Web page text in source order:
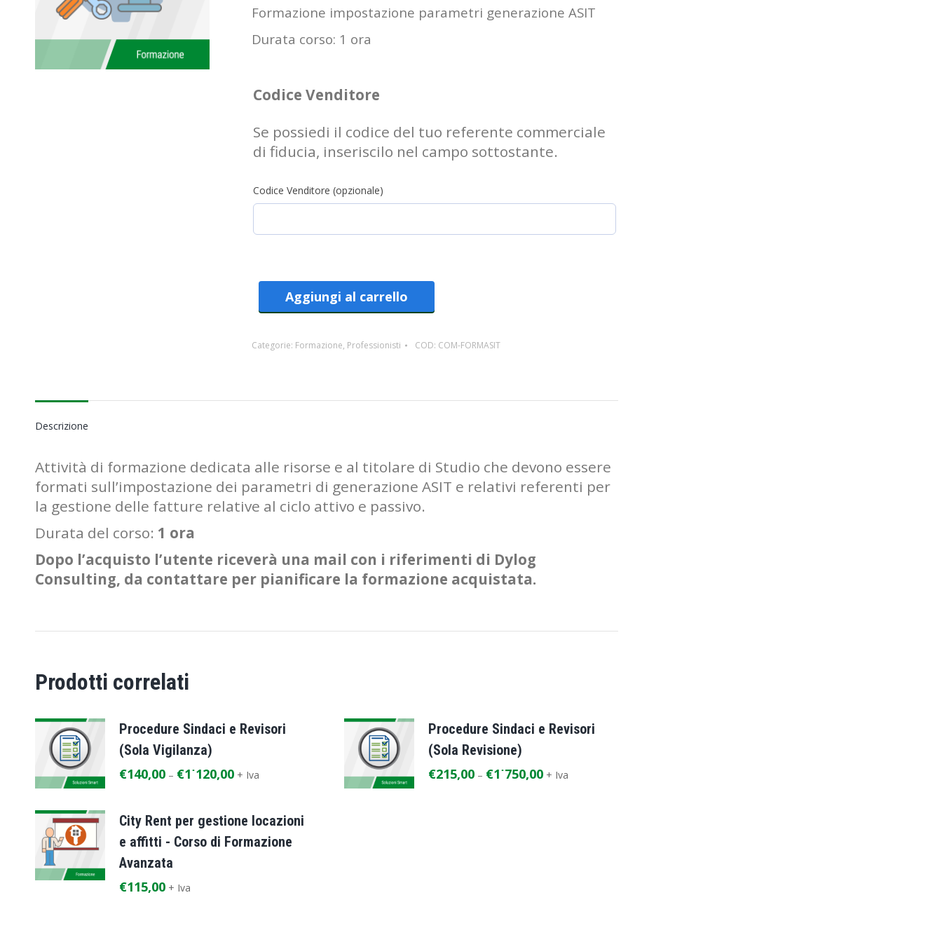
Formazione impostazione parametri generazione ASIT
Durata corso: 1 ora
Codice Venditore
Se possiedi il codice del tuo referente commerciale
di fiducia, inseriscilo nel campo sottostante.
Codice Venditore (opzionale)
Aggiungi al carrello
Categorie: Formazione, Professionisti COD: COM-FORMASIT
Descrizione
Attività di formazione dedicata alle risorse e al titolare di Studio che devono essere
formati sull’impostazione dei parametri di generazione ASIT e relativi referenti per
la gestione delle fatture relative al ciclo attivo e passivo.
Durata del corso: 1 ora
Dopo l’acquisto l’utente riceverà una mail con i riferimenti di Dylog
Consulting, da contattare per pianificare la formazione acquistata.
Prodotti correlati
Procedure Sindaci e Revisori
(Sola Vigilanza)
€140,00 – €1˙120,00 + Iva
Procedure Sindaci e Revisori
(Sola Revisione)
€215,00– €1˙750,00 + Iva
City Rent per gestione locazioni
e affitti - Corso di Formazione
Avanzata
€115,00 + Iva